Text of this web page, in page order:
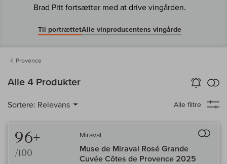
Brad Pitt fortsætter med at drive vingården.
Til portrættetAlle vinproducentens vingårde
Provence
Alle 4 Produkter Vin-Alarm
aktiver
Sortere: Relevans Alle filtre
96+
/100
Miraval
Muse de Miraval Rosé Grande
Cuvée Côtes de Provence 2025